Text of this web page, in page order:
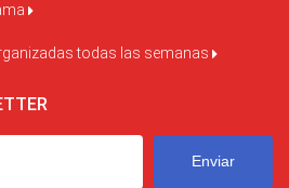
todas las semanas
Enviar